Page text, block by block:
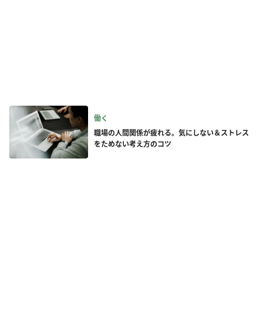
働く
職場の人間関係が疲れる。気にしない＆ストレス
をためない考え方のコツ